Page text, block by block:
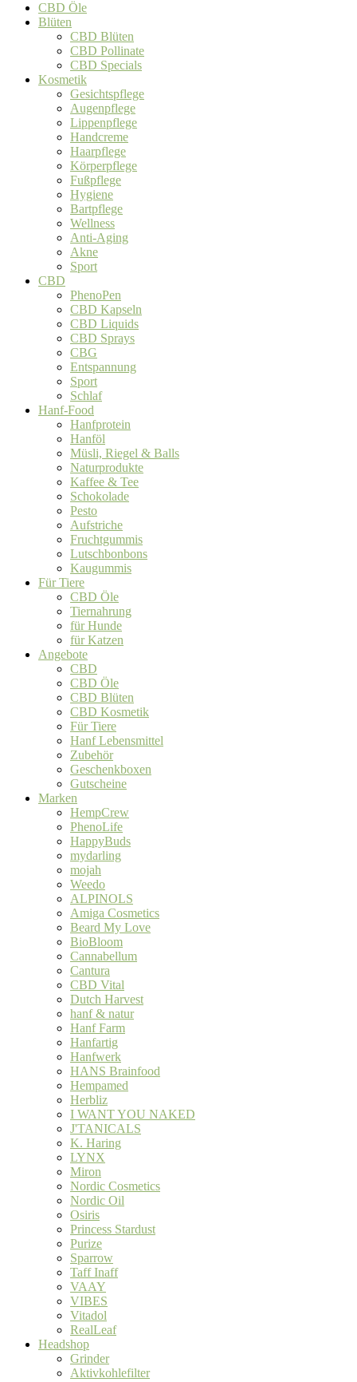
CBD Öle
Blüten
CBD Blüten
CBD Pollinate
CBD Specials
Kosmetik
Gesichtspflege
Augenpflege
Lippenpflege
Handcreme
Haarpflege
Körperpflege
Fußpflege
Hygiene
Bartpflege
Wellness
Anti-Aging
Akne
Sport
CBD
PhenoPen
CBD Kapseln
CBD Liquids
CBD Sprays
CBG
Entspannung
Sport
Schlaf
Hanf-Food
Hanfprotein
Hanföl
Müsli, Riegel & Balls
Naturprodukte
Kaffee & Tee
Schokolade
Pesto
Aufstriche
Fruchtgummis
Lutschbonbons
Kaugummis
Für Tiere
CBD Öle
Tiernahrung
für Hunde
für Katzen
Angebote
CBD
CBD Öle
CBD Blüten
CBD Kosmetik
Für Tiere
Hanf Lebensmittel
Zubehör
Geschenkboxen
Gutscheine
Marken
HempCrew
PhenoLife
HappyBuds
mydarling
mojah
Weedo
ALPINOLS
Amiga Cosmetics
Beard My Love
BioBloom
Cannabellum
Cantura
CBD Vital
Dutch Harvest
hanf & natur
Hanf Farm
Hanfartig
Hanfwerk
HANS Brainfood
Hempamed
Herbliz
I WANT YOU NAKED
J'TANICALS
K. Haring
LYNX
Miron
Nordic Cosmetics
Nordic Oil
Osiris
Princess Stardust
Purize
Sparrow
Taff Inaff
VAAY
VIBES
Vitadol
RealLeaf
Headshop
Grinder
Aktivkohlefilter